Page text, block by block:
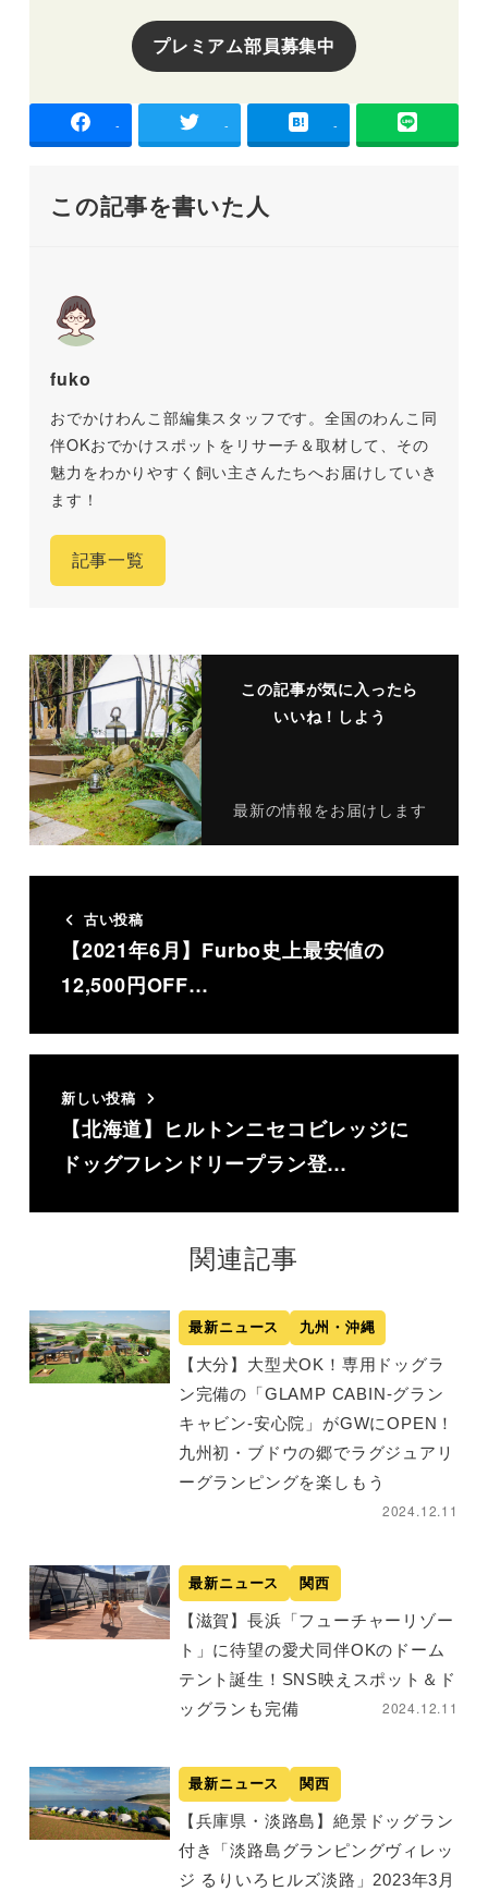
プレミアム部員募集中
- - -
この記事を書いた人
fuko
おでかけわんこ部編集スタッフです。全国のわんこ同
伴OKおでかけスポットをリサーチ＆取材して、その
魅力をわかりやすく飼い主さんたちへお届けしていき
ます！
記事一覧
この記事が気に入ったら
いいね！しよう
最新の情報をお届けします
古い投稿
【2021年6月】Furbo史上最安値の
12,500円OFF…
新しい投稿
【北海道】ヒルトンニセコビレッジに
ドッグフレンドリープラン登…
関連記事
最新ニュース 九州・沖縄
【大分】大型犬OK！専用ドッグラ
ン完備の「GLAMP CABIN-グラン
キャビン-安心院」がGWにOPEN！
九州初・ブドウの郷でラグジュアリ
ーグランピングを楽しもう
2024.12.11
最新ニュース 関西
【滋賀】長浜「フューチャーリゾー
ト」に待望の愛犬同伴OKのドーム
テント誕生！SNS映えスポット＆ド
ッグランも完備
2024.12.11
最新ニュース 関西
【兵庫県・淡路島】絶景ドッグラン
付き「淡路島グランピングヴィレッ
ジ るりいろヒルズ淡路」2023年3月